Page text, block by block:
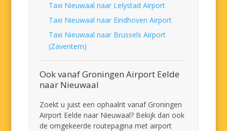
Taxi Nieuwaal naar Lelystad Airport
Taxi Nieuwaal naar Eindhoven Airport
Taxi Nieuwaal naar Brussels Airport
(Zaventem)
Ook vanaf Groningen Airport Eelde
naar Nieuwaal
Zoekt u juist een ophaalrit vanaf Groningen
Airport Eelde naar Nieuwaal? Bekijk dan ook
de omgekeerde routepagina met airport